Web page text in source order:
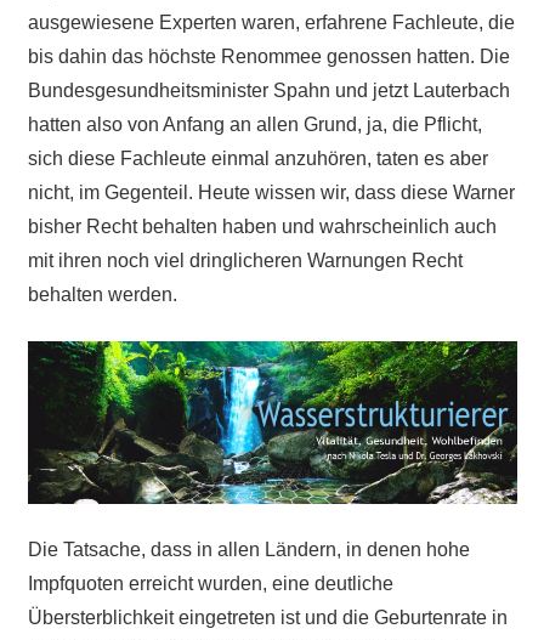
ausgewiesene Experten waren, erfahrene Fachleute, die
bis dahin das höchste Renommee genossen hatten. Die
Bundesgesundheitsminister Spahn und jetzt Lauterbach
hatten also von Anfang an allen Grund, ja, die Pflicht,
sich diese Fachleute einmal anzuhören, taten es aber
nicht, im Gegenteil. Heute wissen wir, dass diese Warner
bisher Recht behalten haben und wahrscheinlich auch
mit ihren noch viel dringlicheren Warnungen Recht
behalten werden.
Die Tatsache, dass in allen Ländern, in denen hohe
Impfquoten erreicht wurden, eine deutliche
Übersterblichkeit eingetreten ist und die Geburtenrate in